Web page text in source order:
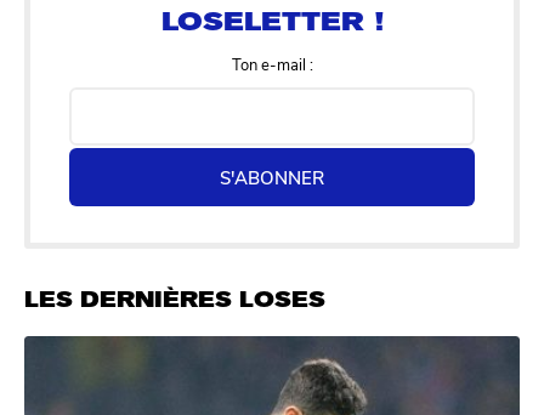
Ton e-mail :
S'ABONNER
LES DERNIÈRES LOSES